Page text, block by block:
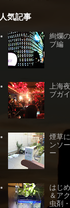
人気記事
絢爛
ブ編
上海
ブガ
煙草
ンソ
ー
はじ
＆ア
虫剤